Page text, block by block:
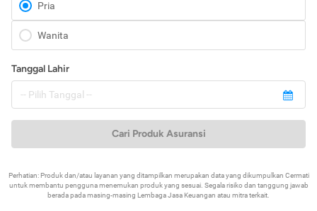
Pria
Wanita
Tanggal Lahir
Cari Produk Asuransi
Perhatian: Produk dan/atau layanan yang ditampilkan merupakan data yang dikumpulkan Cermati
untuk membantu pengguna menemukan produk yang sesuai. Segala risiko dan tanggung jawab
berada pada masing-masing Lembaga Jasa Keuangan atau mitra terkait.